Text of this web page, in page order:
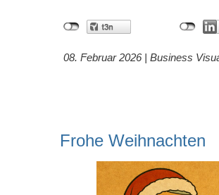
08. Februar 2026 | Business
Frohe Weihnachten